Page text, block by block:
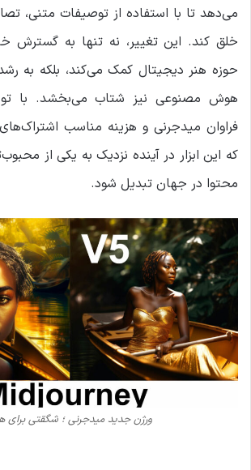
می‌دهد تا با استفاده از توصیفات متنی،
خلق کند. این تغییر، نه تنها به گسترش
حوزه هنر دیجیتال کمک می‌کند، بلکه به
هوش مصنوعی نیز شتاب می‌بخشد. با
فراوان میدجرنی و هزینه مناسب
که این ابزار در آینده نزدیک به یکی از
محتوا در جهان تبدیل شود.
ورژن جدید میدجرنی ؛ شگقتی برای